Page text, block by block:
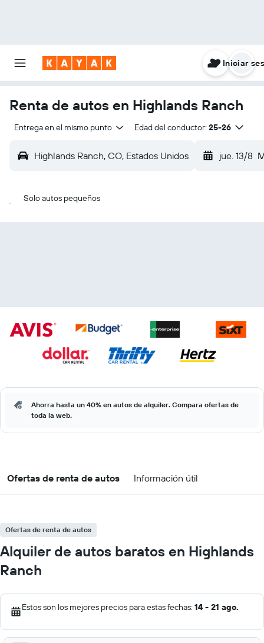
Iniciar
Renta de autos en Highlands Ranch
Entrega en el mismo punto Edad del conductor: 25-26
Highlands Ranch, CO, Estados Unidos jue. 13/8
Solo autos pequeños
Ahorra hasta un 40% en autos de alquiler. Compara ofertas de
toda la web.
Ofertas de renta de autos Información útil
Ofertas de renta de autos
Alquiler de autos baratos en Highlands
Ranch
Estos son los mejores precios para estas fechas: 14 - 21 ago.